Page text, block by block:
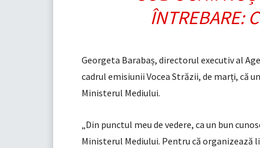
ÎNTREBARE:
Georgeta Barabaș, directorul executiv al
cadrul emisiunii Vocea Străzii, de marți, că
Ministerul Mediului.
„Din punctul meu de vedere, ca un bun
Ministerul Mediului. Pentru că organizează